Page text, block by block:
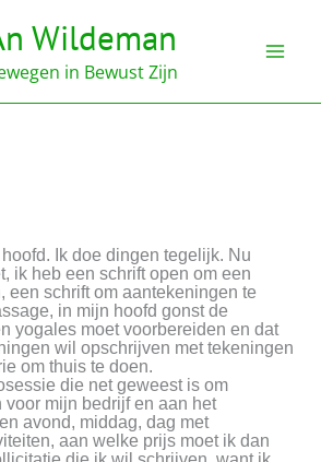
Wildeman
in Bewust Zijn
Ik doe dingen tegelijk. Nu
ik heb een schrift open om een
een schrift om aantekeningen te
in mijn hoofd gonst de
yogales moet voorbereiden en dat
wil opschrijven met tekeningen
om thuis te doen.
die net geweest is om
voor mijn bedrijf en aan het
avond, middag, dag met
aan welke prijs moet ik dan